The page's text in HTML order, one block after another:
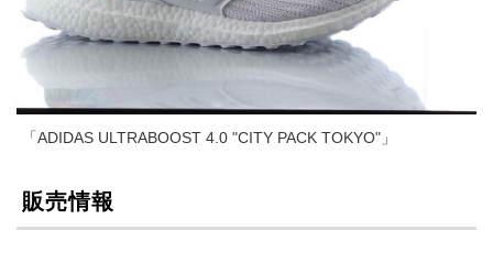
「ADIDAS ULTRABOOST 4.0 "CITY PACK TOKYO"」
販売情報